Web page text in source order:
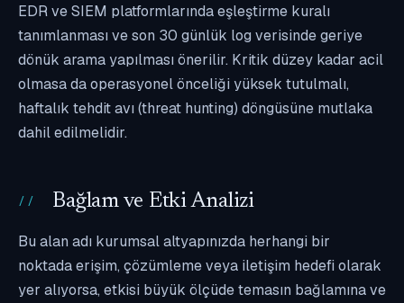
EDR ve SIEM platformlarında eşleştirme kuralı
tanımlanması ve son 30 günlük log verisinde geriye
dönük arama yapılması önerilir. Kritik düzey kadar acil
olmasa da operasyonel önceliği yüksek tutulmalı,
haftalık tehdit avı (threat hunting) döngüsüne mutlaka
dahil edilmelidir.
Bağlam ve Etki Analizi
Bu alan adı kurumsal altyapınızda herhangi bir
noktada erişim, çözümleme veya iletişim hedefi olarak
yer alıyorsa, etkisi büyük ölçüde temasın bağlamına ve